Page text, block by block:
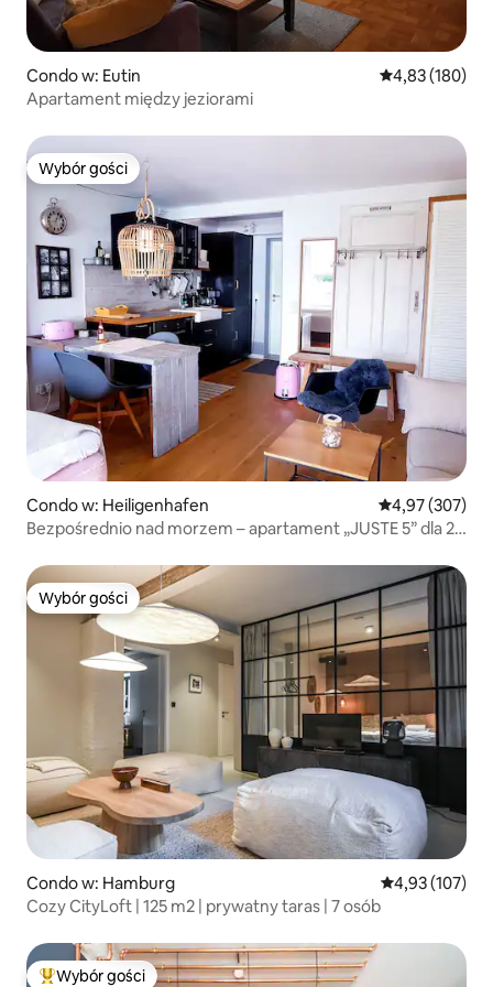
Condo w: Eutin Średnia
4,83 (180)
Apartament między jeziorami
Wybór gości
Wybór gości
Condo w: Heiligenhafen Średnia
4,97 (307)
Bezpośrednio nad morzem – apartament „JUSTE 5” dla 2
Wybór gości
Wybór gości
Condo w: Hamburg Średnia
4,93 (107)
Cozy CityLoft | 125 m2 | prywatny taras | 7 osób
Wybór gości